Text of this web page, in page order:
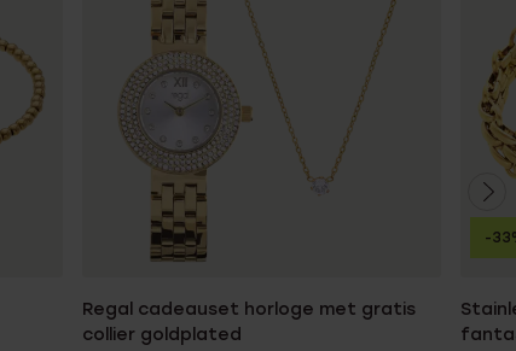
Regal cadeauset horloge met gratis
collier goldplated
-